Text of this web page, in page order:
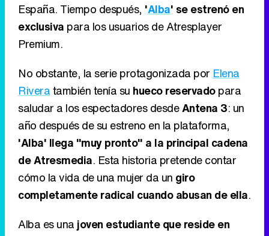
España. Tiempo después, 'Alba' se estrenó en
exclusiva para los usuarios de Atresplayer
Premium.
No obstante, la serie protagonizada por Elena
Riveratambién tenía su hueco reservadopara
saludar a los espectadores desdeAntena 3: un
año después de su estreno en la plataforma,
'Alba' llega "muy pronto" a la principal cadena
de Atresmedia. Esta historia pretende contar
cómo la vida de una mujer da un giro
completamente radical cuando abusan de ella.
Alba es una joven estudiante que reside en